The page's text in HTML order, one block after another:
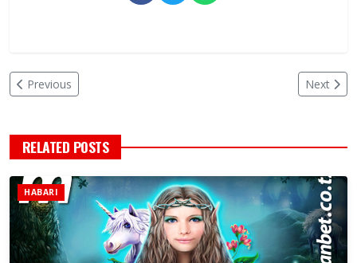
Previous Next
RELATED POSTS
HABARI